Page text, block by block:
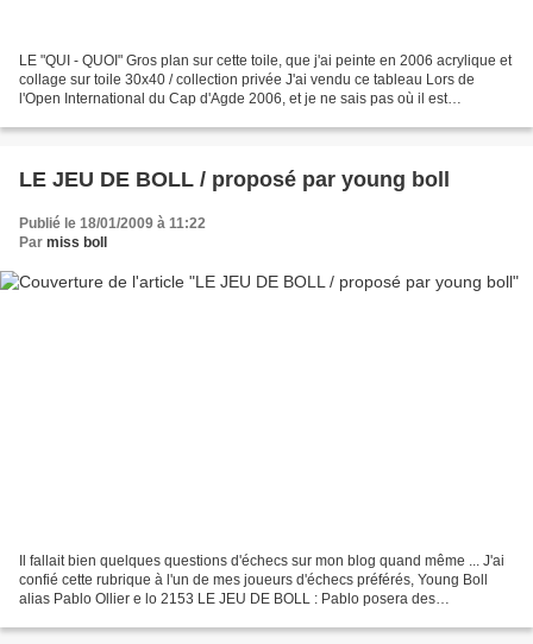
LE "QUI - QUOI" Gros plan sur cette toile, que j'ai peinte en 2006 acrylique et
collage sur toile 30x40 / collection privée J'ai vendu ce tableau Lors de
l'Open International du Cap d'Agde 2006, et je ne sais pas où il est
LE JEU DE BOLL / proposé par young boll
Publié le 18/01/2009 à 11:22
Par miss boll
Il fallait bien quelques questions d'échecs sur mon blog quand même ... J'ai
confié cette rubrique à l'un de mes joueurs d'échecs préférés, Young Boll
alias Pablo Ollier e lo 2153 LE JEU DE BOLL : Pablo posera des